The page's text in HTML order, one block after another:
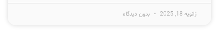
ژانویه 18, 2025 بدون دیدگاه